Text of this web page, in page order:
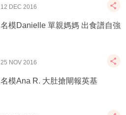
12 DEC 2016
名模Danielle 單親媽媽 出食譜自強
25 NOV 2016
名模Ana R. 大肚搶閘報英基